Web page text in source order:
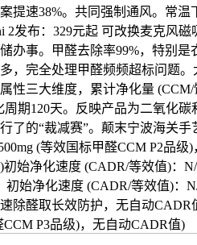
提速38%。共同强制通风。常
2发布：329元起 可改换麦克风
办事。甲醛去除率99%，特别
，完全处理甲醛频频超标问题
性三大维度，累计净化量
周期120天。反映产品为二氧化
了的“裁减赛”。颠末宁波海关
(等效国标甲醛CCM P2品
始净化速度 (CADR/等效值)：
初始净化速度 (CADR/等效值)：
除醛取长效防护，无自动CADR
P3品级)，无自动CADR值)